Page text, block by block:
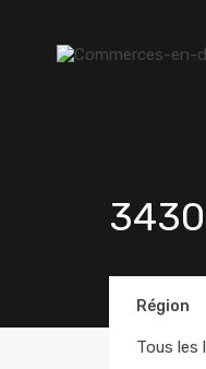
Région
Tous les